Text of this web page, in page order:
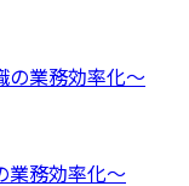
業務効率化～